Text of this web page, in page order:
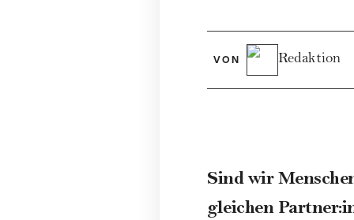
VON Redaktion
Sind wir
gleichen